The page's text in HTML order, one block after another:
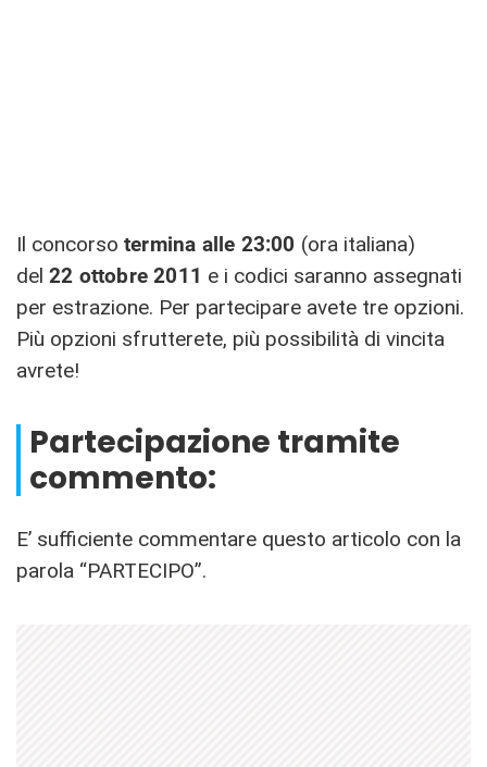
Il concorso termina alle 23:00 (ora italiana)
del 22 ottobre2011 e i codici saranno assegnati
per estrazione. Per partecipare avete tre opzioni.
Più opzioni sfrutterete, più possibilità di vincita
avrete!
Partecipazione tramite
commento:
E’ sufficiente commentare questo articolo con la
parola “PARTECIPO”.